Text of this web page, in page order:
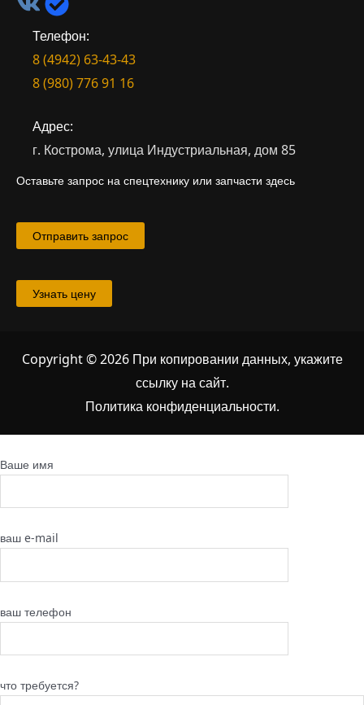
Телефон:
8 (4942) 63-43-43
8 (980) 776 91 16
Адрес:
г. Кострома, улица Индустриальная, дом 85
Оставьте запрос на спецтехнику или запчасти здесь
Отправить запрос
Узнать цену
Copyright © 2026 При копировании данных, укажите
ссылку на сайт.
Политика конфиденциальности.
Ваше имя
ваш e-mail
ваш телефон
что требуется?